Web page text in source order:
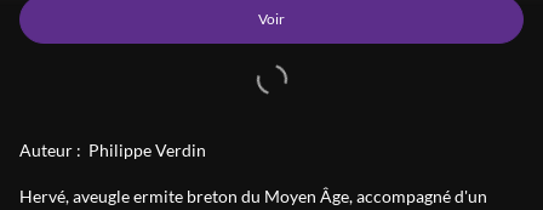
Voir
Auteur : Philippe Verdin
Hervé, aveugle ermite breton du Moyen Âge, accompagné d'un